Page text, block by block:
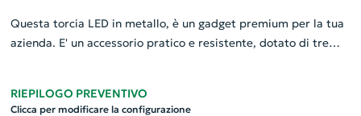
Questa torcia LED in metallo, è un gadget premium per la tua
azienda. E' un accessorio pratico e resistente, dotato di tre
spazi ristretti senza problemi. Il magnete sulla punta
RIEPILOGO PREVENTIVO
Clicca per modificare la configurazione